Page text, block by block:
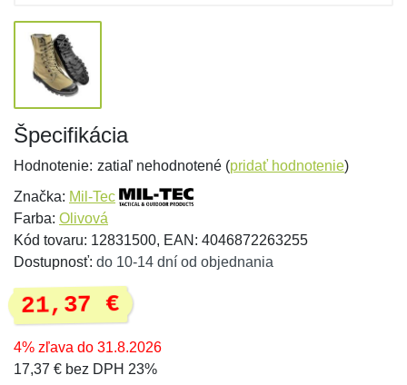
Špecifikácia
Hodnotenie: zatiaľ nehodnotené (pridať hodnotenie)
Značka: Mil-Tec
Farba: Olivová
Kód tovaru: 12831500, EAN: 4046872263255
Dostupnosť: do 10-14 dní od objednania
21,37 €
4% zľava do 31.8.2026
17,37 € bez DPH 23%